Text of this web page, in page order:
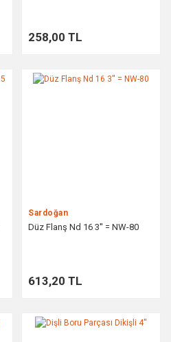
258,00 TL
Sardoğan
Düz Flanş Nd 16 3'' = NW-80
613,20 TL